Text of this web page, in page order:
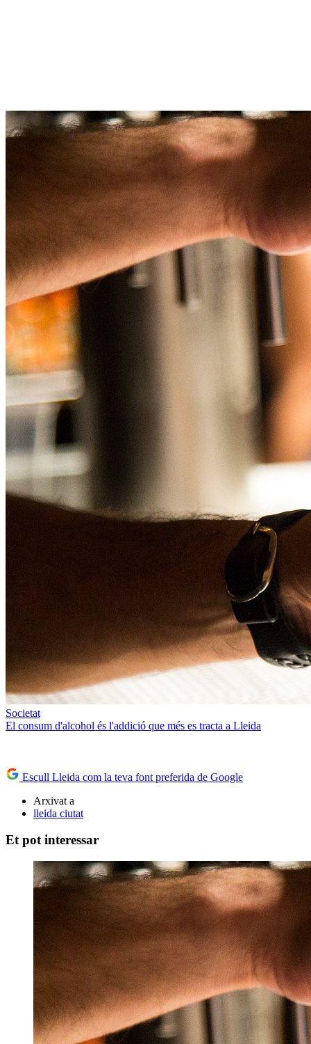
Societat
El consum d'alcohol és l'addició que més es tracta a Lleida
Escull Lleida com la teva font preferida de Google
Arxivat a
lleida ciutat
Et pot interessar